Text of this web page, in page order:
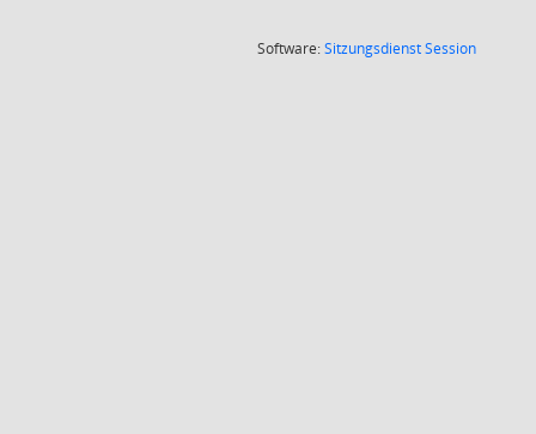
Software:SitzungsdienstSession(Wird in